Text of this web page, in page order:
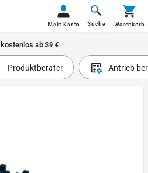
Suche
Mein Konto Warenkorb
kostenlos ab 39 €
Produktberater Antrieb